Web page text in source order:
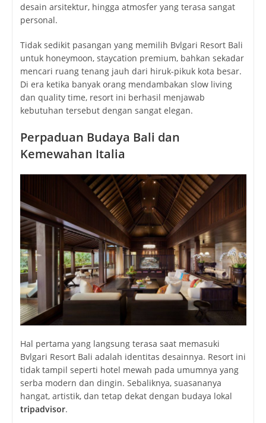
desain arsitektur, hingga atmosfer yang terasa sangat
personal.
Tidak sedikit pasangan yang memilih Bvlgari Resort Bali
untuk honeymoon, staycation premium, bahkan sekadar
mencari ruang tenang jauh dari hiruk-pikuk kota besar.
Di era ketika banyak orang mendambakan slow living
dan quality time, resort ini berhasil menjawab
kebutuhan tersebut dengan sangat elegan.
Perpaduan Budaya Bali dan
Kemewahan Italia
Hal pertama yang langsung terasa saat memasuki
Bvlgari Resort Bali adalah identitas desainnya. Resort ini
tidak tampil seperti hotel mewah pada umumnya yang
serba modern dan dingin. Sebaliknya, suasananya
hangat, artistik, dan tetap dekat dengan budaya lokal
tripadvisor.